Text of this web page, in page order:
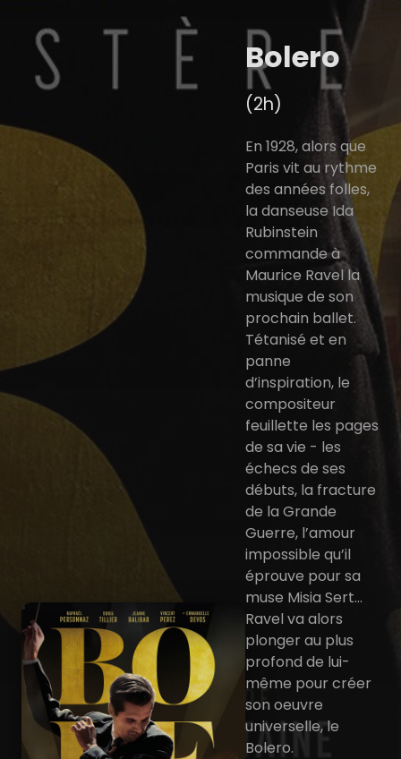
Bolero
(2h)
En 1928, alors que
Paris vit au rythme
des années folles,
la danseuse Ida
Rubinstein
commande à
Maurice Ravel la
musique de son
prochain ballet.
Tétanisé et en
panne
d’inspiration, le
compositeur
feuillette les pages
de sa vie - les
échecs de ses
débuts, la fracture
de la Grande
Guerre, l’amour
impossible qu’il
éprouve pour sa
muse Misia Sert…
Ravel va alors
plonger au plus
profond de lui-
même pour créer
son oeuvre
universelle, le
Bolero.